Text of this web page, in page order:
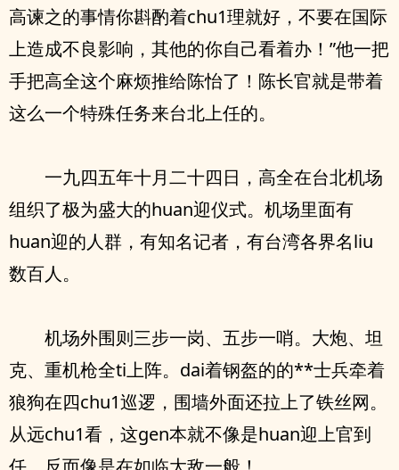
高谏之的事情你斟酌着chu1理就好，不要在国际
上造成不良影响，其他的你自己看着办！”他一把
手把高全这个麻烦推给陈怡了！陈长官就是带着
这么一个特殊任务来台北上任的。
一九四五年十月二十四日，高全在台北机场
组织了极为盛大的huan迎仪式。机场里面有
huan迎的人群，有知名记者，有台湾各界名liu
数百人。
机场外围则三步一岗、五步一哨。大炮、坦
克、重机枪全ti上阵。dai着钢盔的的**士兵牵着
狼狗在四chu1巡逻，围墙外面还拉上了铁丝网。
从远chu1看，这gen本就不像是huan迎上官到